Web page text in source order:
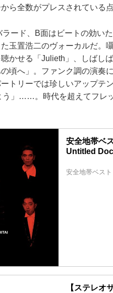
ら全数がプレスされている
ード、B面はビートの効い
玉置浩二のヴォーカルだ。
かせる「Julieth」、しばし
頃へ」。ファンク調の演奏
トリーでは珍しいアップテ
う」……。時代を超えてフレ
安全地帯ベ
Untitled
安全地帯ベス
【ステレオ